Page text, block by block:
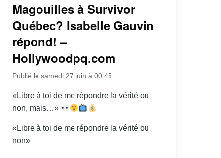
Magouilles à Survivor
Québec? Isabelle Gauvin
répond! –
Hollywoodpq.com
Publié le samedi 27 juin à 00:45
«Libre à toi de me répondre la vérité ou
non, mais…»
«Libre à toi de me répondre la vérité ou
non»